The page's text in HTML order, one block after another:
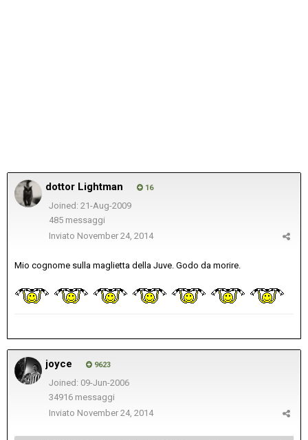
dottor Lightman 16
Joined: 21-Aug-2009
485 messaggi
Inviato November 24, 2014
Mio cognome sulla maglietta della Juve. Godo da morire.
joyce 9623
Joined: 09-Jun-2006
34916 messaggi
Inviato November 24, 2014